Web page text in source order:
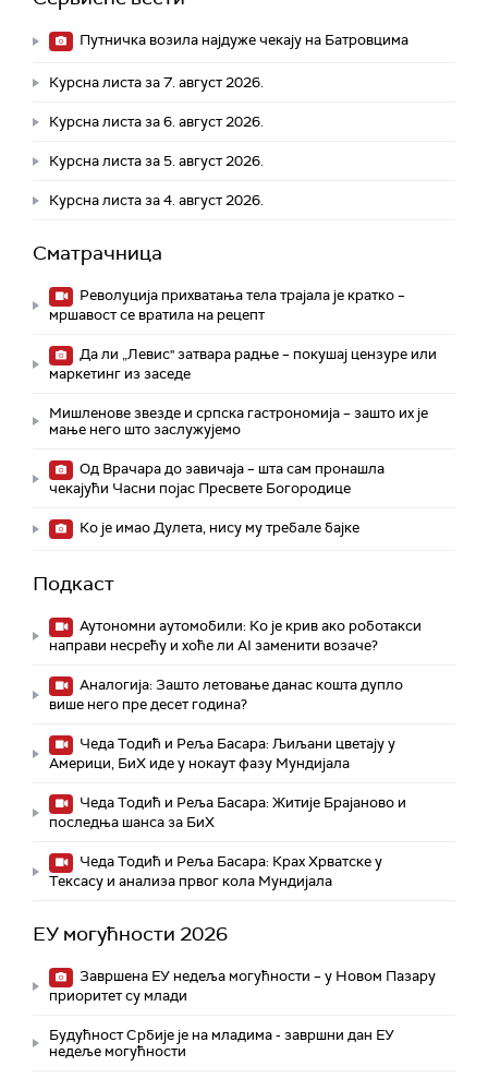
Путничка возила најдуже чекају на Батровцима
Курсна листа за 7. август 2026.
Курсна листа за 6. август 2026.
Курсна листа за 5. август 2026.
Курсна листа за 4. август 2026.
Сматрачница
Револуција прихватања тела трајала је кратко –
мршавост се вратила на рецепт
Да ли „Левис" затвара радње – покушај цензуре или
маркетинг из заседе
Мишленове звезде и српска гастрономија – зашто их је
мање него што заслужујемо
Од Врачара до завичаја – шта сам пронашла
чекајући Часни појас Пресвете Богородице
Ко је имао Дулета, нису му требале бајке
Подкаст
Аутономни аутомобили: Ко је крив ако роботакси
направи несрећу и хоће ли AI заменити возаче?
Аналогија: Зашто летовање данас кошта дупло
више него пре десет година?
Чеда Тодић и Реља Басара: Љиљани цветају у
Америци, БиХ иде у нокаут фазу Мундијала
Чеда Тодић и Реља Басара: Житије Брајаново и
последња шанса за БиХ
Чеда Тодић и Реља Басара: Крах Хрватске у
Тексасу и анализа првог кола Мундијала
ЕУ могућности 2026
Завршена ЕУ недеља могућности – у Новом Пазару
приоритет су млади
Будућност Србије је на младима - завршни дан ЕУ
недеље могућности